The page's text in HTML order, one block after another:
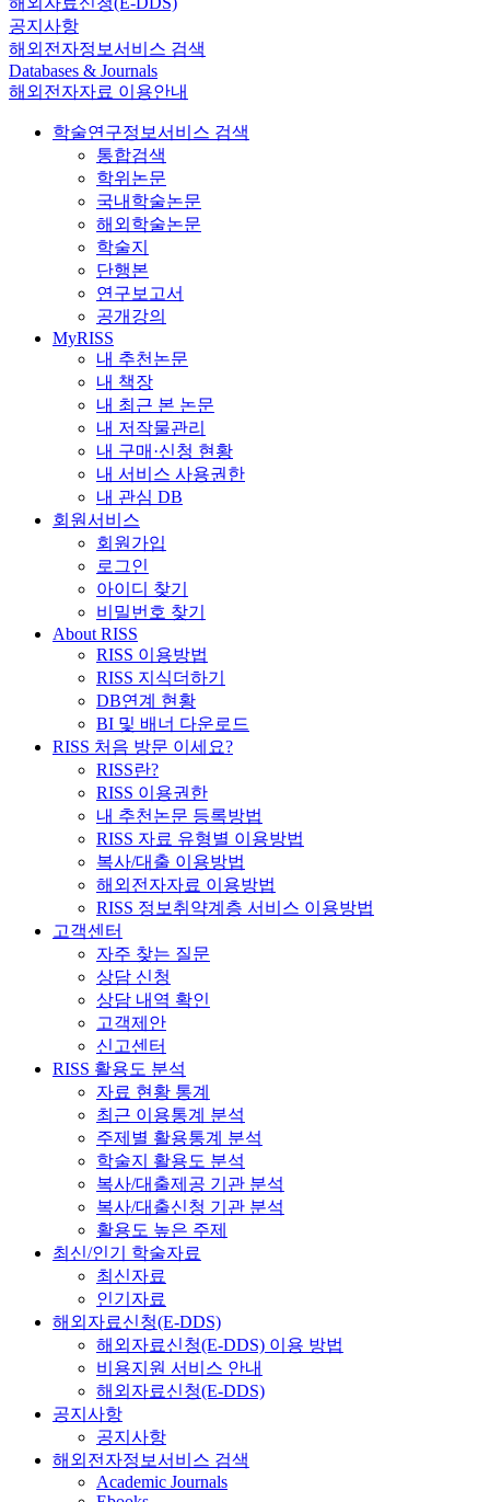
공지사항
해외전자정보서비스 검색
Databases & Journals
해외전자자료 이용안내
학술연구정보서비스 검색
통합검색
학위논문
국내학술논문
해외학술논문
학술지
단행본
연구보고서
공개강의
MyRISS
내 추천논문
내 책장
내 최근 본 논문
내 저작물관리
내 구매·신청 현황
내 서비스 사용권한
내 관심 DB
회원서비스
회원가입
로그인
아이디 찾기
비밀번호 찾기
About RISS
RISS 이용방법
RISS 지식더하기
DB연계 현황
BI 및 배너 다운로드
RISS 처음 방문 이세요?
RISS란?
RISS 이용권한
내 추천논문 등록방법
RISS 자료 유형별 이용방법
복사/대출 이용방법
해외전자자료 이용방법
RISS 정보취약계층 서비스 이용방법
고객센터
자주 찾는 질문
상담 신청
상담 내역 확인
고객제안
신고센터
RISS 활용도 분석
자료 현황 통계
최근 이용통계 분석
주제별 활용통계 분석
학술지 활용도 분석
복사/대출제공 기관 분석
복사/대출신청 기관 분석
활용도 높은 주제
최신/인기 학술자료
최신자료
인기자료
해외자료신청(E-DDS)
해외자료신청(E-DDS) 이용 방법
비용지원 서비스 안내
해외자료신청(E-DDS)
공지사항
공지사항
해외전자정보서비스 검색
Academic Journals